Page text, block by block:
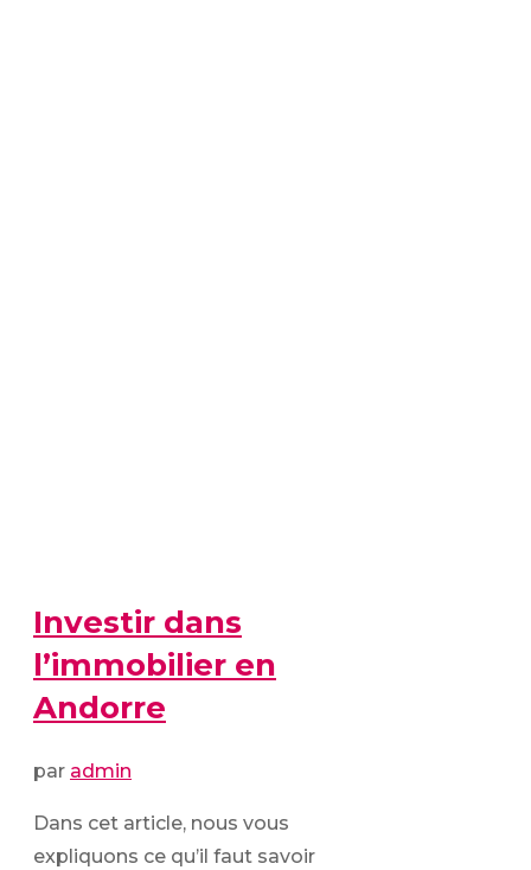
Investir dans
l’immobilier en
Andorre
par admin
Dans cet article, nous vous
expliquons ce qu’il faut savoir